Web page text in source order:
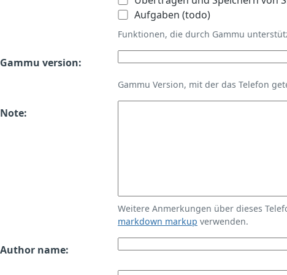
Aufgaben (todo)
Funktionen, die durch Gammu
Gammu version:
Gammu Version, mit der das Telefon
Note:
Weitere Anmerkungen über dieses
markdown markup verwenden.
Author name: